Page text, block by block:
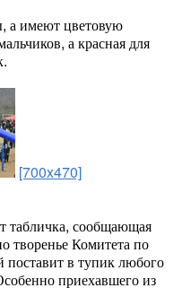
а имеют цветовую
а красная для
[700x470]
табличка, сообщающая
творенье Комитета по
поставит в тупик любого
приехавшего из